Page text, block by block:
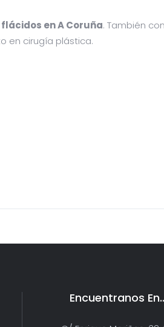
en A Coruña. También
en cirugía plástica.
Encuentranos